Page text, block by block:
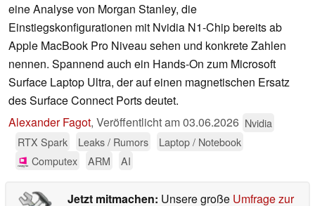
eine Analyse von Morgan Stanley, die
Einstiegskonfigurationen mit Nvidia N1-Chip bereits ab
Apple MacBook Pro Niveau sehen und konkrete Zahlen
nennen. Spannend auch ein Hands-On zum Microsoft
Surface Laptop Ultra, der auf einen magnetischen Ersatz
des Surface Connect Ports deutet.
Alexander Fagot, Veröffentlicht am03.06.2026 Nvidia
RTX Spark
Leaks / Rumors
Laptop / Notebook
Computex
ARM AI
Jetzt mitmachen: Unsere große Umfrage zur